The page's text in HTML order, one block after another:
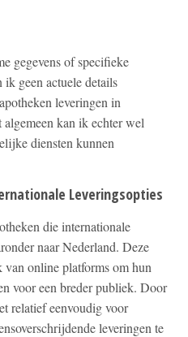
gegevens of specifieke
geen actuele details
leveringen in
kan ik echter wel
diensten kunnen
Leveringsopties
die internationale
naar Nederland. Deze
online platforms om hun
voor een breder publiek. Door
relatief eenvoudig voor
leveringen te